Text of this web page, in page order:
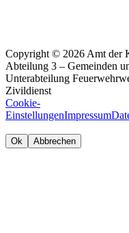
Copyright © 2026 Amt der
Abteilung 3 – Gemeinden
Unterabteilung
Zivildienst
Cookie-
EinstellungenImpressum
Ok Abbrechen